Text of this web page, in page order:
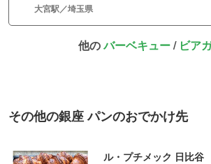
大宮駅／埼玉県
他のバーベキュー/ ビア
その他の銀座 パンのおでかけ先
ル・プチメック 日比谷